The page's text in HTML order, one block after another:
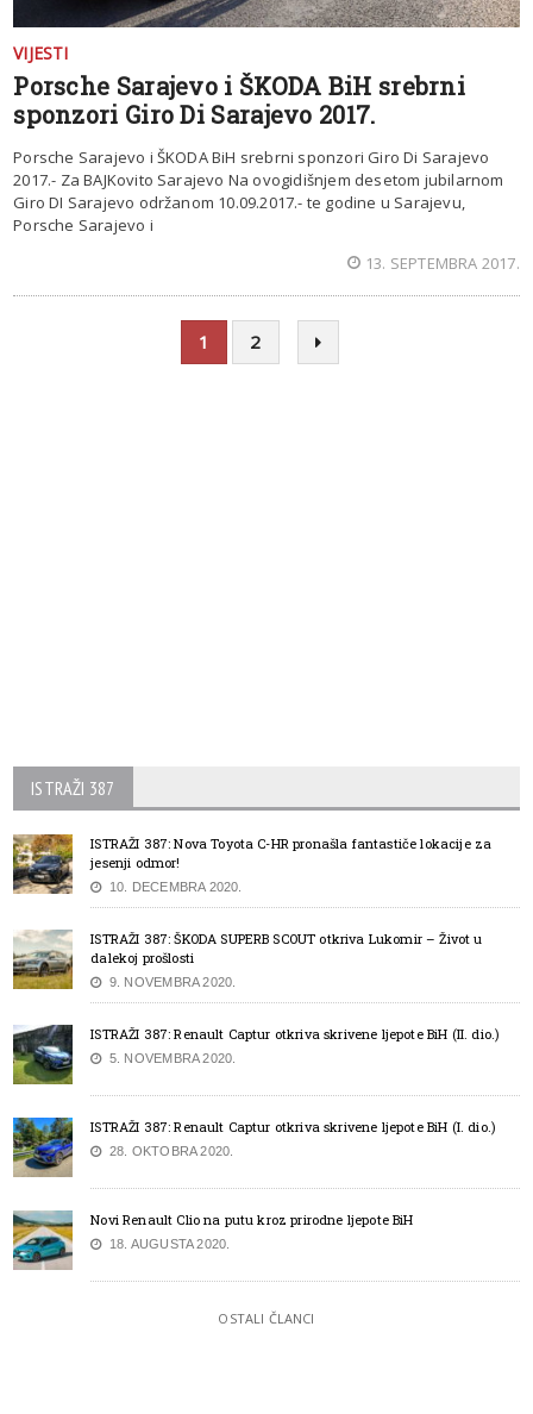
VIJESTI
Porsche Sarajevo i ŠKODA BiH srebrni
sponzori Giro Di Sarajevo 2017.
Porsche Sarajevo i ŠKODA BiH srebrni sponzori Giro Di Sarajevo
2017.- Za BAJKovito Sarajevo Na ovogidišnjem desetom jubilarnom
Giro DI Sarajevo održanom 10.09.2017.- te godine u Sarajevu,
Porsche Sarajevo i
13. SEPTEMBRA 2017.
1 2
ISTRAŽI 387
ISTRAŽI 387: Nova Toyota C-HR pronašla fantastiče lokacije za
jesenji odmor!
10. DECEMBRA 2020.
ISTRAŽI 387: ŠKODA SUPERB SCOUT otkriva Lukomir – Život u
dalekoj prošlosti
9. NOVEMBRA 2020.
ISTRAŽI 387: Renault Captur otkriva skrivene ljepote BiH (II. dio.)
5. NOVEMBRA 2020.
ISTRAŽI 387: Renault Captur otkriva skrivene ljepote BiH (I. dio.)
28. OKTOBRA 2020.
Novi Renault Clio na putu kroz prirodne ljepote BiH
18. AUGUSTA 2020.
OSTALI ČLANCI